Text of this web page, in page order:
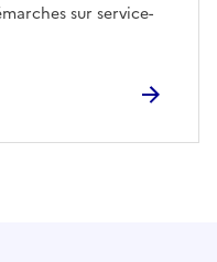
sur service-